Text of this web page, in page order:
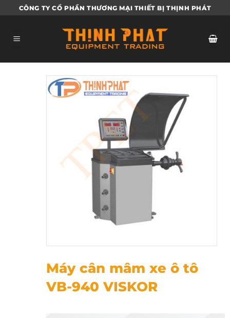
qua
dung
CÔNG TY CỔ PHẦN THƯƠNG MẠI THIẾT BỊ THỊNH PHÁT
Máy cân mâm xe ô tô
VB-940 VISKOR